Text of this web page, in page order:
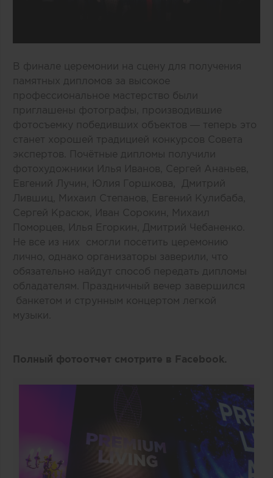
В финале церемонии на сцену для получения
памятных дипломов за высокое
профессиональное мастерство были
приглашены фотографы, производившие
фотосъемку победивших объектов — теперь это
станет хорошей традицией конкурсов Совета
экспертов. Почётные дипломы получили
фотохудожники Илья Иванов, Сергей Ананьев,
Евгений Лучин, Юлия Горшкова, Дмитрий
Лившиц, Михаил Степанов, Евгений Кулибаба,
Сергей Красюк, Иван Сорокин, Михаил
Поморцев, Илья Егоркин, Дмитрий Чебаненко.
Не все из них смогли посетить церемонию
лично, однако организаторы заверили, что
обязательно найдут способ передать дипломы
обладателям. Праздничный вечер завершился
банкетом и струнным концертом легкой
музыки.
Полный фотоотчет смотрите в Facebook.